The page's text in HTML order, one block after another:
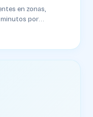
en zonas,
por